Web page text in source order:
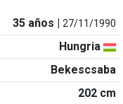
35 años |27/11/1990
Hungria
Bekescsaba
202 cm